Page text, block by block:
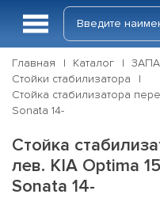
Главная Каталог
Стойки стабилизатора
Стойка стабилизатора
Sonata 14-
Стойка
лев. KIA Optima
Sonata 14-